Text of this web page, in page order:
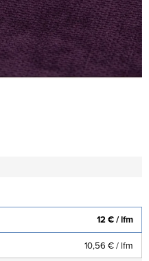
12 €/ lfm
10,56 €/ lfm